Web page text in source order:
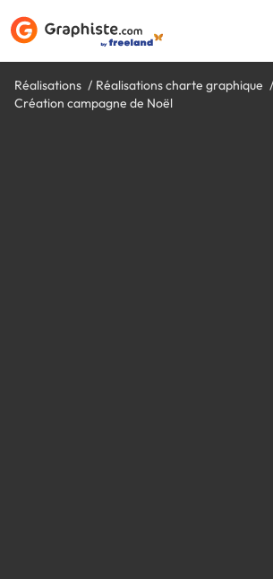
Réalisations
Réalisations charte graphique
Création campagne de Noël